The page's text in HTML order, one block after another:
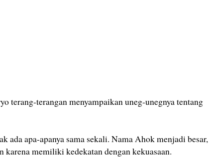
terang-terangan menyampaikan uneg-unegnya tentang
ada apa-apanya sama sekali. Nama Ahok menjadi besar,
karena memiliki kedekatan dengan kekuasaan.